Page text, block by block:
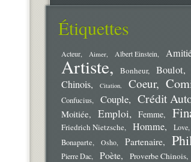
Étiquettes
Acteur Aimer Albert Einstein
Artiste Bonheur Boulot
Chinois Citation Coeur
Confucius Couple Crédit
Moitiée
Emploi Femme
Friedrich Nietzsche Homme Love
Bonaparte
Osho Partenaire
Pierre Dac Poète Proverbe Chinois